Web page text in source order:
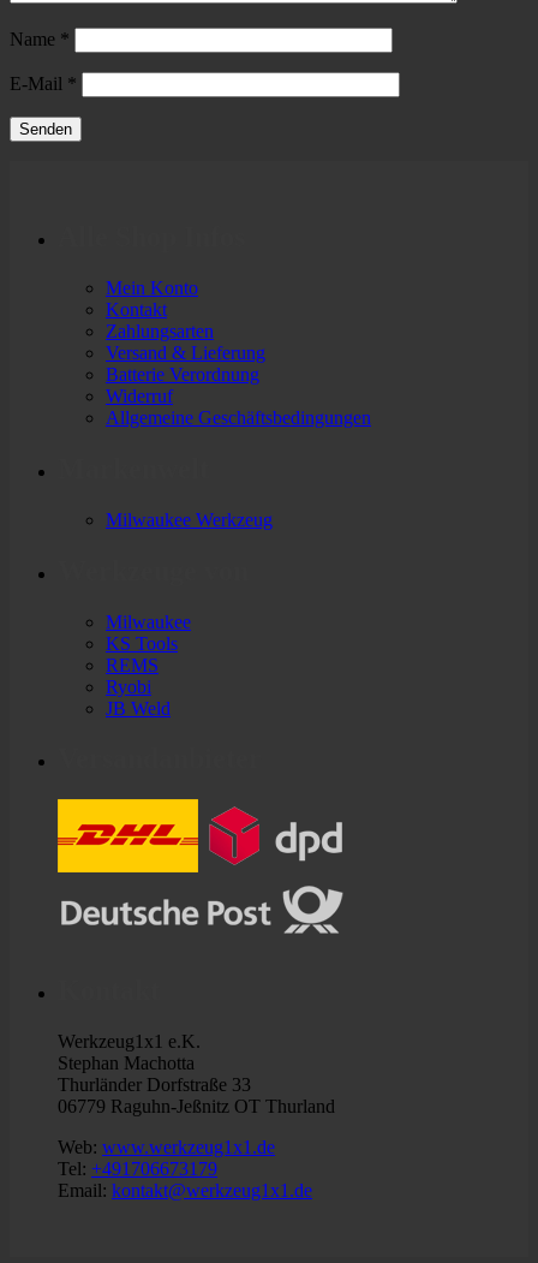
Name *
E-Mail *
Mein Konto
Kontakt
Zahlungsarten
Versand & Lieferung
Batterie Verordnung
Widerruf
Allgemeine Geschäftsbedingungen
Milwaukee Werkzeug
Milwaukee
KS Tools
REMS
Ryobi
JB Weld
Werkzeug1x1 e.K.
Stephan Machotta
Thurländer Dorfstraße 33
06779 Raguhn-Jeßnitz OT Thurland
Web: www.werkzeug1x1.de
Tel: +491706673179
Email: kontakt@werkzeug1x1.de